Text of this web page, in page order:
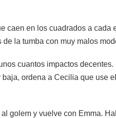
caen en los cuadrados a cada
la tumba con muy malos
cuantos impactos
ordena a Cecilia que use
golem y vuelve con Emma.